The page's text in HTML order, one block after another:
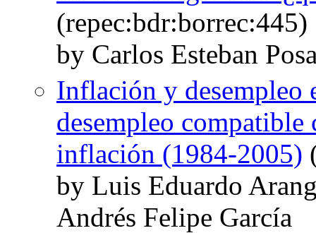
(repec:bdr:borrec:445)
by Carlos Esteban
Inflación y desempleo
desempleo compatible
inflación (1984-2005)
by Luis Eduardo
Andrés Felipe García